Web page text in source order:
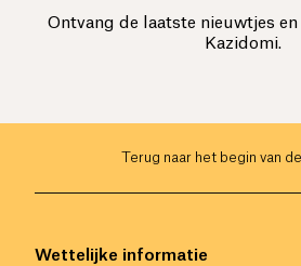
Ontvang de laatste nieuwtjes en
Kazidomi.
Terug naar het begin van
Wettelijke informatie